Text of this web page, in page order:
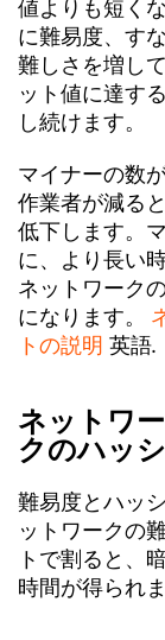
値よりも短く
に難易度、す
難しさを増し
ット値に達す
し続けます。
マイナーの数
作業者が減る
低下します。
に、より長い
ネットワーク
になります。
トの説明 英語.
ネットワ
クのハッ
難易度とハッ
ットワークの
トで割ると、
時間が得られま